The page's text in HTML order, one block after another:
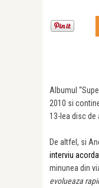
Albumul
2010 si
13-lea disc de
De altfel, si
interviu
minunea din
evolueaza